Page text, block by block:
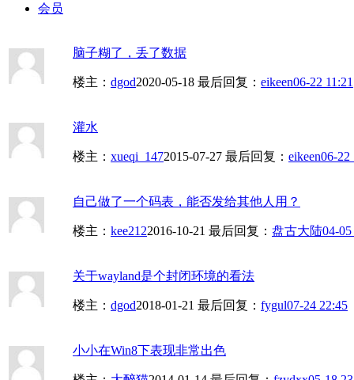
会员
脑子糊了，丢了数据
楼主： dgod2020-05-18 最后回复： eikeen06-22 11:21
灌水
楼主： xueqi_1472015-07-27 最后回复： eikeen06-22
自己做了一个码表，能否发给其他人用？
楼主： kee2122016-10-21 最后回复： 盘古大陆04-
关于wayland是个封闭环境的看法
楼主： dgod2018-01-21 最后回复： fygul07-24 22:45
小小在Win8下表现非常出色